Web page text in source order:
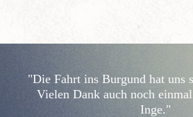
"Die Fahrt ins Burgund hat uns
Vielen Dank auch noch
Inge."